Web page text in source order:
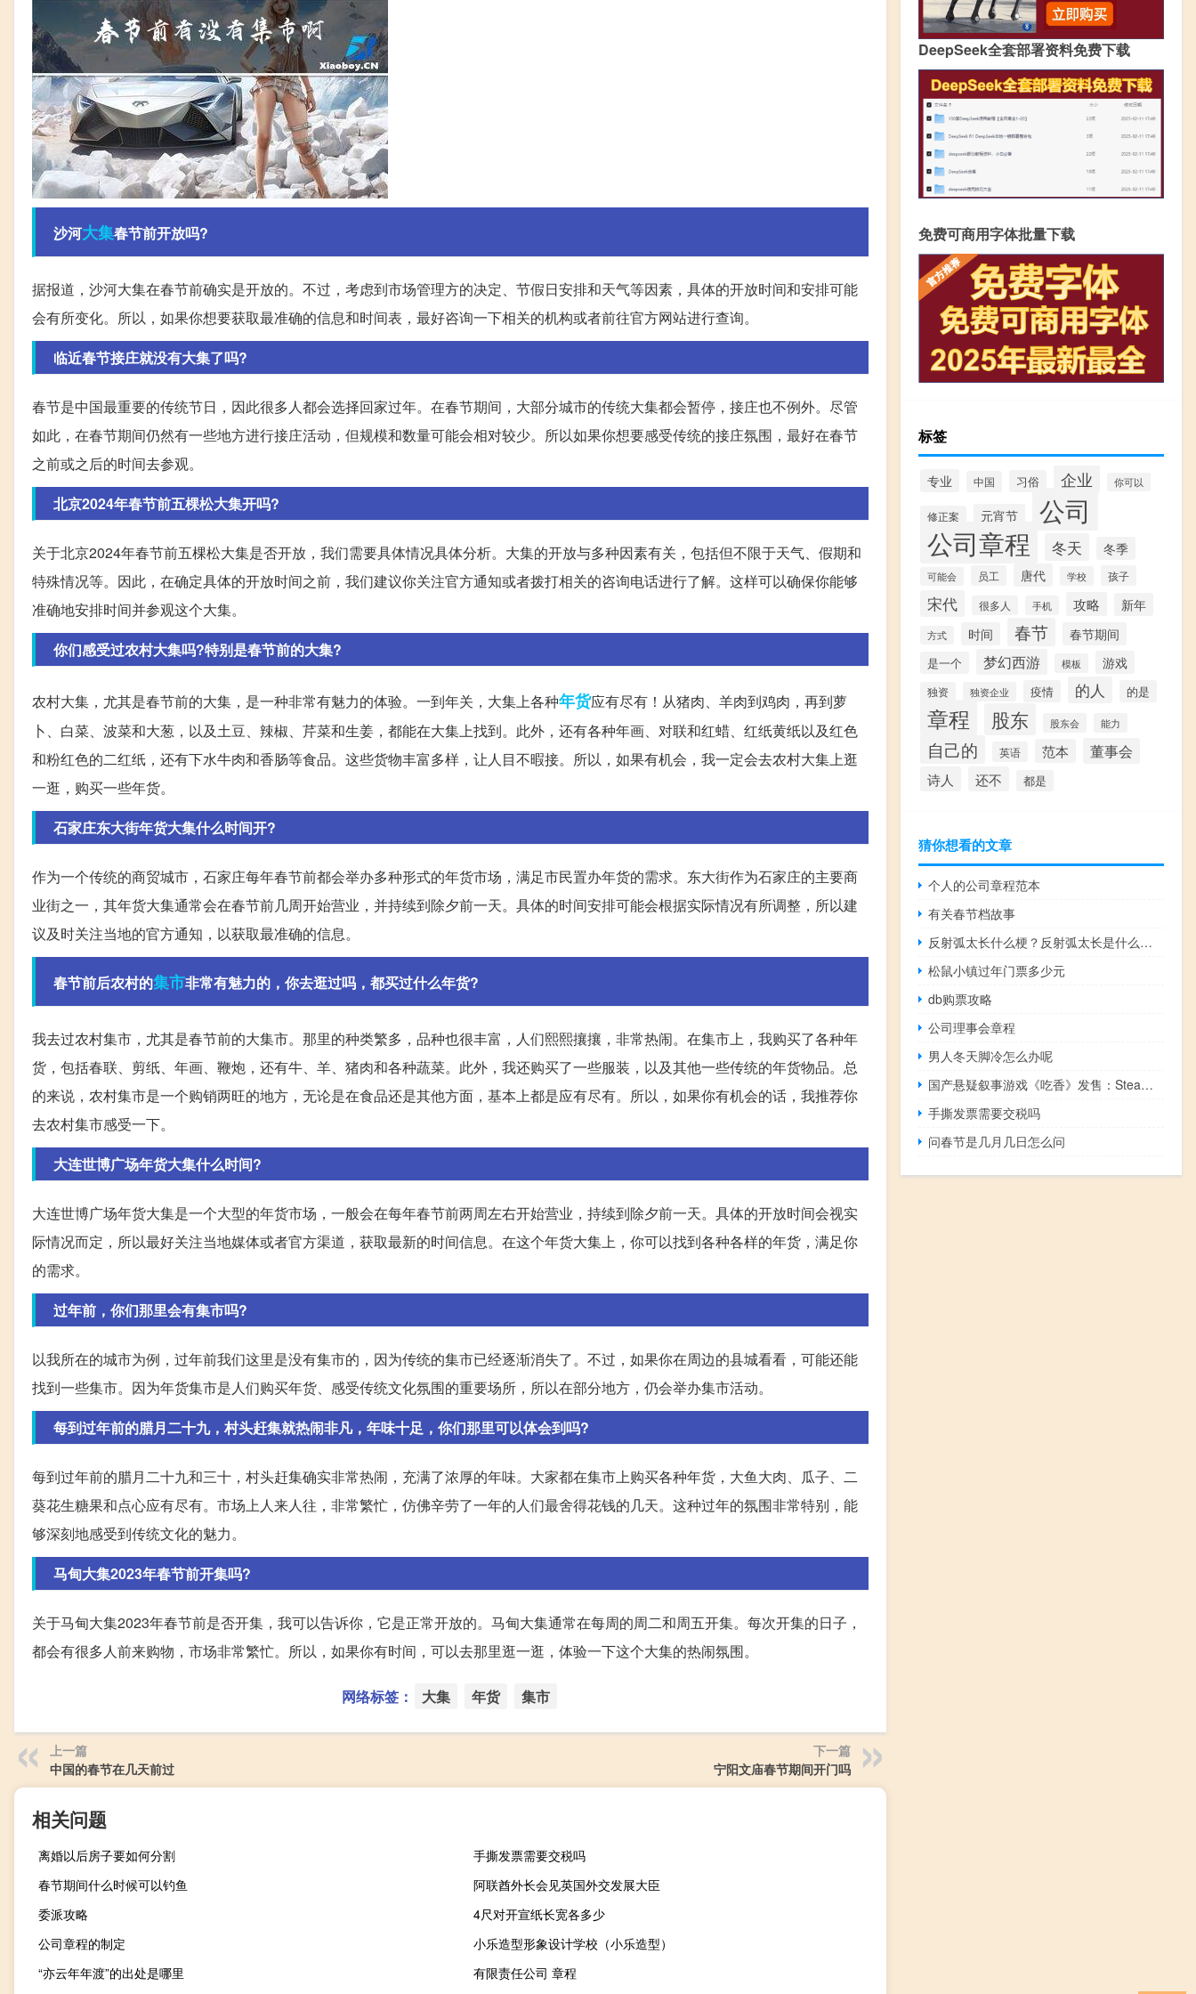
沙河大集春节前开放吗?
据报道，沙河大集在春节前确实是开放的。不过，考虑到市场管理方的决定、节假日安排和天气等因素，具体的开放时间和安排可能
会有所变化。所以，如果你想要获取最准确的信息和时间表，最好咨询一下相关的机构或者前往官方网站进行查询。
临近春节接庄就没有大集了吗?
春节是中国最重要的传统节日，因此很多人都会选择回家过年。在春节期间，大部分城市的传统大集都会暂停，接庄也不例外。尽管
如此，在春节期间仍然有一些地方进行接庄活动，但规模和数量可能会相对较少。所以如果你想要感受传统的接庄氛围，最好在春节
之前或之后的时间去参观。
北京2024年春节前五棵松大集开吗?
关于北京2024年春节前五棵松大集是否开放，我们需要具体情况具体分析。大集的开放与多种因素有关，包括但不限于天气、假期和
特殊情况等。因此，在确定具体的开放时间之前，我们建议你关注官方通知或者拨打相关的咨询电话进行了解。这样可以确保你能够
准确地安排时间并参观这个大集。
你们感受过农村大集吗?特别是春节前的大集?
农村大集，尤其是春节前的大集，是一种非常有魅力的体验。一到年关，大集上各种年货应有尽有！从猪肉、羊肉到鸡肉，再到萝
卜、白菜、波菜和大葱，以及土豆、辣椒、芹菜和生姜，都能在大集上找到。此外，还有各种年画、对联和红蜡、红纸黄纸以及红色
和粉红色的二红纸，还有下水牛肉和香肠等食品。这些货物丰富多样，让人目不暇接。所以，如果有机会，我一定会去农村大集上逛
一逛，购买一些年货。
石家庄东大街年货大集什么时间开?
作为一个传统的商贸城市，石家庄每年春节前都会举办多种形式的年货市场，满足市民置办年货的需求。东大街作为石家庄的主要商
业街之一，其年货大集通常会在春节前几周开始营业，并持续到除夕前一天。具体的时间安排可能会根据实际情况有所调整，所以建
议及时关注当地的官方通知，以获取最准确的信息。
春节前后农村的集市非常有魅力的，你去逛过吗，都买过什么年货?
我去过农村集市，尤其是春节前的大集市。那里的种类繁多，品种也很丰富，人们熙熙攘攘，非常热闹。在集市上，我购买了各种年
货，包括春联、剪纸、年画、鞭炮，还有牛、羊、猪肉和各种蔬菜。此外，我还购买了一些服装，以及其他一些传统的年货物品。总
的来说，农村集市是一个购销两旺的地方，无论是在食品还是其他方面，基本上都是应有尽有。所以，如果你有机会的话，我推荐你
去农村集市感受一下。
大连世博广场年货大集什么时间?
大连世博广场年货大集是一个大型的年货市场，一般会在每年春节前两周左右开始营业，持续到除夕前一天。具体的开放时间会视实
际情况而定，所以最好关注当地媒体或者官方渠道，获取最新的时间信息。在这个年货大集上，你可以找到各种各样的年货，满足你
的需求。
过年前，你们那里会有集市吗?
以我所在的城市为例，过年前我们这里是没有集市的，因为传统的集市已经逐渐消失了。不过，如果你在周边的县城看看，可能还能
找到一些集市。因为年货集市是人们购买年货、感受传统文化氛围的重要场所，所以在部分地方，仍会举办集市活动。
每到过年前的腊月二十九，村头赶集就热闹非凡，年味十足，你们那里可以体会到吗?
每到过年前的腊月二十九和三十，村头赶集确实非常热闹，充满了浓厚的年味。大家都在集市上购买各种年货，大鱼大肉、瓜子、二
葵花生糖果和点心应有尽有。市场上人来人往，非常繁忙，仿佛辛劳了一年的人们最舍得花钱的几天。这种过年的氛围非常特别，能
够深刻地感受到传统文化的魅力。
马甸大集2023年春节前开集吗?
关于马甸大集2023年春节前是否开集，我可以告诉你，它是正常开放的。马甸大集通常在每周的周二和周五开集。每次开集的日子，
都会有很多人前来购物，市场非常繁忙。所以，如果你有时间，可以去那里逛一逛，体验一下这个大集的热闹氛围。
网络标签： 大集 年货 集市
上一篇
中国的春节在几天前过
下一篇
宁阳文庙春节期间开门吗
相关问题
离婚以后房子要如何分割
手撕发票需要交税吗
春节期间什么时候可以钓鱼
阿联酋外长会见英国外交发展大臣
委派攻略
4尺对开宣纸长宽各多少
公司章程的制定
小乐造型形象设计学校（小乐造型）
“亦云年年渡”的出处是哪里
有限责任公司 章程
DeepSeek全套部署资料免费下载
免费可商用字体批量下载
标签
专业 中国 习俗 企业 你可以
修正案 元宵节 公司
公司章程 冬天 冬季
可能会 员工 唐代 学校 孩子
宋代 很多人 手机 攻略 新年
方式 时间 春节 春节期间
是一个 梦幻西游 模板 游戏
独资 独资企业 疫情 的人 的是
章程 股东 股东会 能力
自己的 英语 范本 董事会
诗人 还不 都是
猜你想看的文章
个人的公司章程范本
有关春节档故事
反射弧太长什么梗？反射弧太长是什么意思什么梗
松鼠小镇过年门票多少元
db购票攻略
公司理事会章程
男人冬天脚冷怎么办呢
国产悬疑叙事游戏《吃香》发售：Steam首周38元
手撕发票需要交税吗
问春节是几月几日怎么问